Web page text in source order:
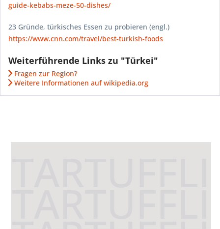
guide-kebabs-meze-50-dishes/
23 Gründe, türkisches Essen zu probieren (engl.)
https://www.cnn.com/travel/best-turkish-foods
Weiterführende Links zu "Türkei"
Fragen zur Region?
Weitere Informationen auf wikipedia.org